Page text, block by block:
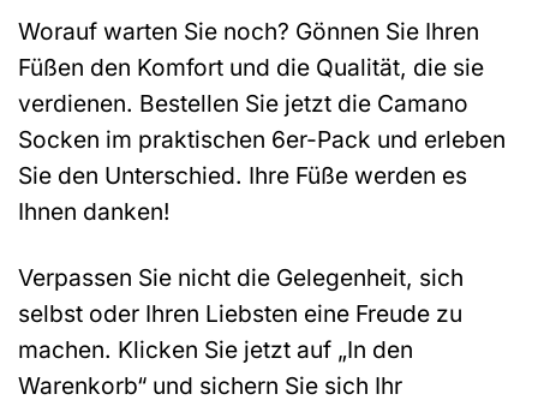
Worauf warten Sie noch? Gönnen Sie Ihren
Füßen den Komfort und die Qualität, die sie
verdienen. Bestellen Sie jetzt die Camano
Socken im praktischen 6er-Pack und erleben
Sie den Unterschied. Ihre Füße werden es
Ihnen danken!
Verpassen Sie nicht die Gelegenheit, sich
selbst oder Ihren Liebsten eine Freude zu
machen. Klicken Sie jetzt auf „In den
Warenkorb“ und sichern Sie sich Ihr